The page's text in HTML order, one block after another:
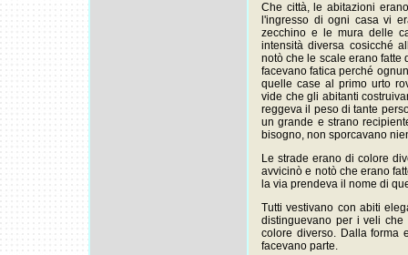
Che città, le abitazioni
l'ingresso di ogni casa vi
zecchino e le mura delle
intensità diversa cosicché
notò che le scale erano fatte
facevano fatica perché
quelle case al primo urto
vide che gli abitanti
reggeva il peso di tante
un grande e strano
bisogno, non sporcavano
Le strade erano di colore
avvicinò e notò che erano
la via prendeva il nome di
Tutti vestivano con abiti
distinguevano per i veli
colore diverso. Dalla forma
facevano parte.